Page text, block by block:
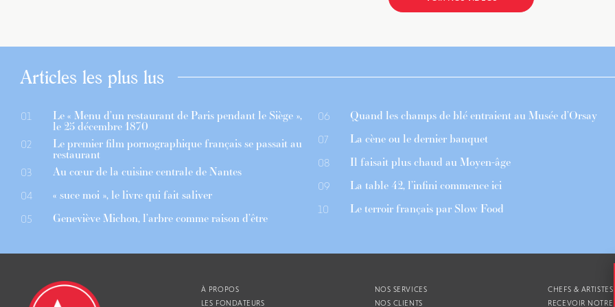
Articles les plus lus
01 Le « Menu d’un restaurant de Paris pendant le Siège »,
le 25 décembre 1870
02 Le premier film pornographique français se passait au
restaurant
03 Au cœur de la cuisine centrale de Nantes
04 « suce moi », le livre qui fait saliver
05 Geneviève Michon, l’arbre comme raison d’être
06 Quand les champs de blé entraient au Musée d’Orsay
07 La cène ou le dernier banquet
08 Il faisait plus chaud au Moyen-âge
09 La table 42, l’infini commence ici
10 Le terroir français par Slow Food
À PROPOS
LES FONDATEURS
NOS SERVICES
NOS CLIENTS
CHEFS & ARTISTES
RECEVOIR NOTRE